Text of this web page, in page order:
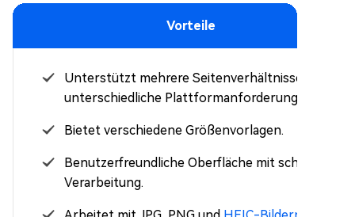
Vorteile
Unterstützt mehrere Seitenverhältnisse für
unterschiedliche Plattformanforderungen.
Bietet verschiedene Größenvorlagen.
Benutzerfreundliche Oberfläche mit schneller
Verarbeitung.